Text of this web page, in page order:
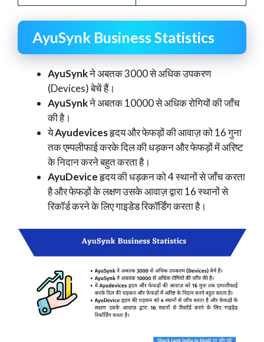
AyuSynk Business Statistics
AyuSynkने अबतक 3000 से अधिक उपकरण
(Devices) बेचें हैं।
AyuSynkने अबतक 10000 से अधिक रोगियों की जाँच
की है।
येAyudevicesहृदय और फेफड़ों की आवाज़ को 16 गुना
तक एम्पलीफाई करके दिल की धड़कन और फेफड़ों में अरिष्ट
के निदान करने बहुत करता है।
AyuDeviceहृदय की धड़कन को 4 स्थानों से जाँच करता
है और फेफड़ों के लक्षण उसके आवाज़ द्वारा 16 स्थानों से
रिकॉर्ड करने के लिए गाइडेड रिकॉर्डिंग करता है।